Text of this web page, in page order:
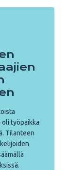
työpaikka
Tilanteen